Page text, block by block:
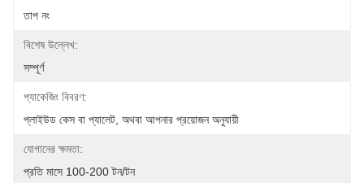
তাপ নং
বিশেষ উল্লেখ:
সম্পূর্ণ
প্যাকেজিং বিবরণ:
প্লাইউড কেস বা প্যালেট, অথবা আপনার প্রয়োজন অনুযায়ী
যোগানের ক্ষমতা:
প্রতি মাসে 100-200 টন/টন